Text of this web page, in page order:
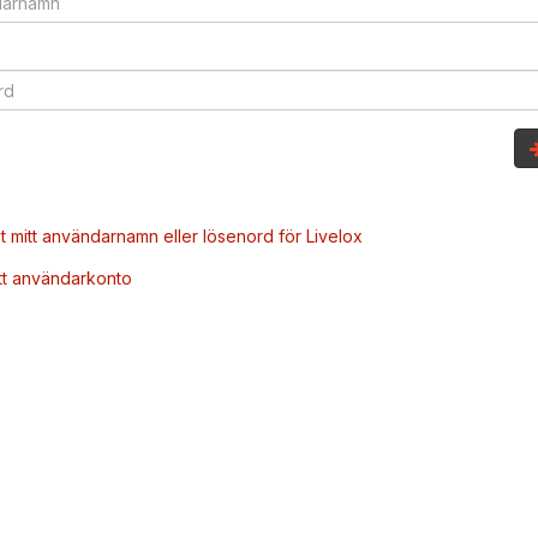
mitt användarnamn eller lösenord för Livelox
användarkonto